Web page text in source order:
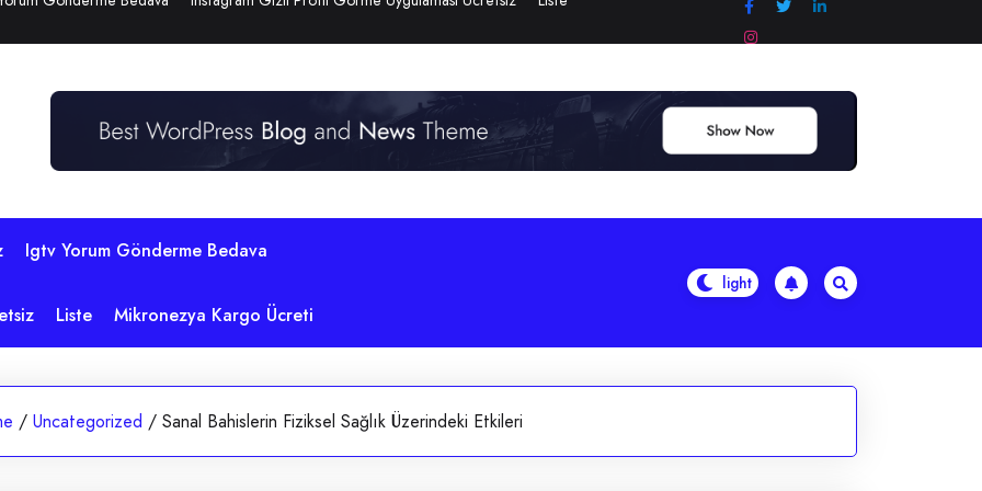
Igtv Yorum Gönderme Bedava
Liste Mikronezya Kargo Ücreti
/ Uncategorized / Sanal Bahislerin Fiziksel Sağlık Üzerindeki Etkileri